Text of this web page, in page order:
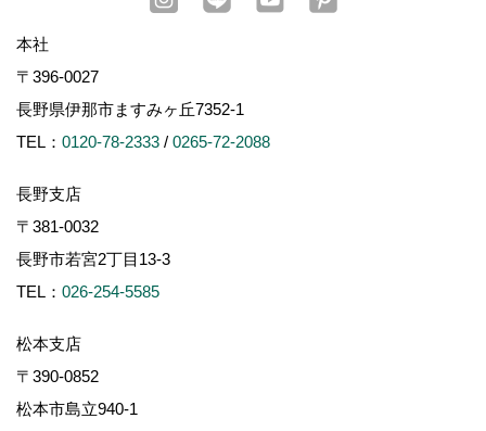
本社
〒396-0027
長野県伊那市ますみヶ丘7352-1
TEL： 0120-78-2333 / 0265-72-2088
長野支店
〒381-0032
長野市若宮2丁目13-3
TEL： 026-254-5585
松本支店
〒390-0852
松本市島立940-1